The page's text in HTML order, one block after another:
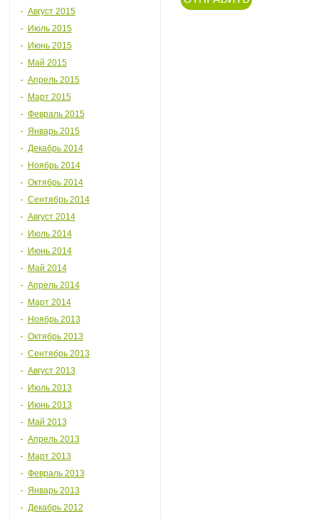
Август 2015
Июль 2015
Июнь 2015
Май 2015
Апрель 2015
Март 2015
Февраль 2015
Январь 2015
Декабрь 2014
Ноябрь 2014
Октябрь 2014
Сентябрь 2014
Август 2014
Июль 2014
Июнь 2014
Май 2014
Апрель 2014
Март 2014
Ноябрь 2013
Октябрь 2013
Сентябрь 2013
Август 2013
Июль 2013
Июнь 2013
Май 2013
Апрель 2013
Март 2013
Февраль 2013
Январь 2013
Декабрь 2012